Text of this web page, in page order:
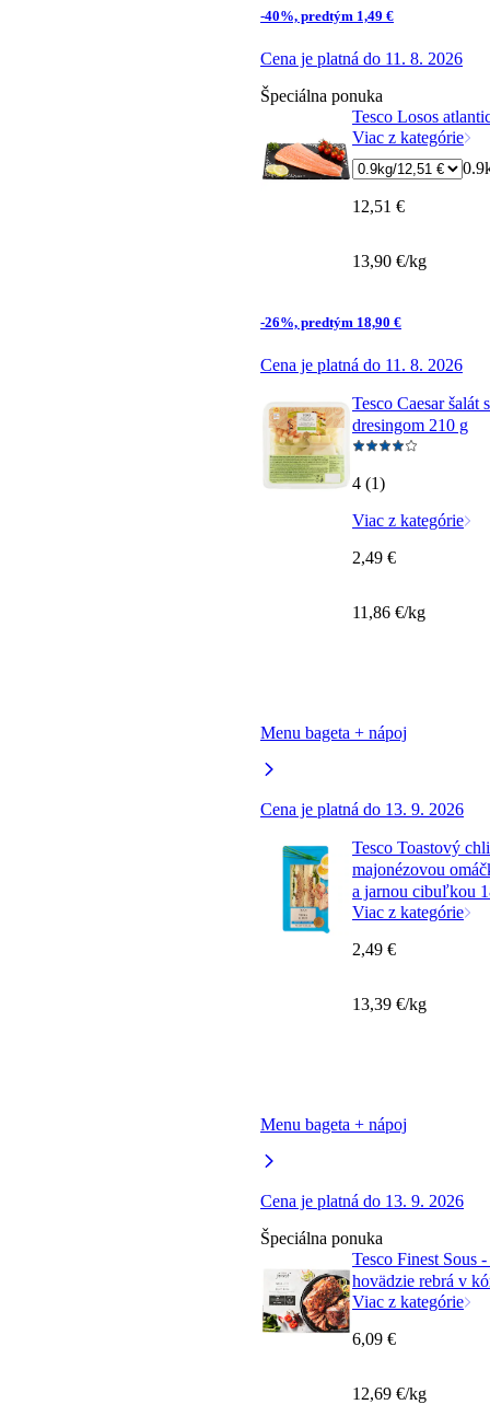
-40%, predtým 1,49 €
Cena je platná do 11. 8. 2026
Špeciálna ponuka
Tesco Losos
Viac z kategórie
-26%, predtým 18,90 €
Cena je platná do 11. 8. 2026
12,51 €
13,90 €/kg
Tesco Caesar šalát
dresingom 210 g
4 (1)
Viac z kategórie
Menu bageta + nápoj
Cena je platná do 13. 9. 2026
2,49 €
11,86 €/kg
Tesco Toastový
majonézovou
a jarnou cibuľkou
Viac z kategórie
Menu bageta + nápoj
Cena je platná do 13. 9. 2026
2,49 €
13,39 €/kg
Špeciálna ponuka
Tesco Finest Sous
hovädzie rebrá v
Viac z kategórie
6,09 €
12,69 €/kg